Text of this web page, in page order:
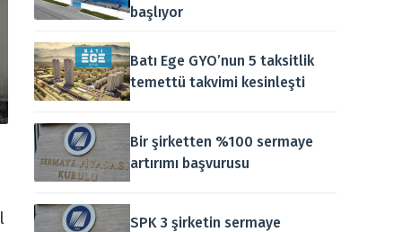
başlıyor
Batı Ege GYO’nun 5 taksitlik
temettü takvimi kesinleşti
Bir şirketten %100 sermaye
artırımı başvurusu
SPK 3 şirketin sermaye